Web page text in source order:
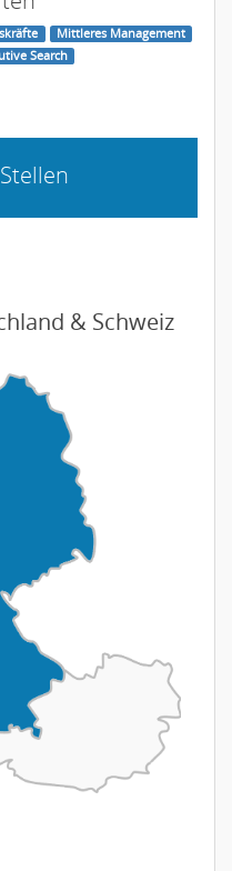
Mittleres Management
Search
& Schweiz